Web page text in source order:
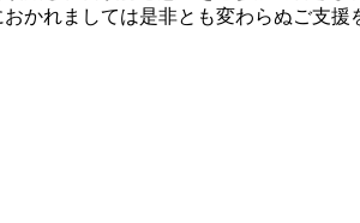
かれましては是非とも変わらぬご支援